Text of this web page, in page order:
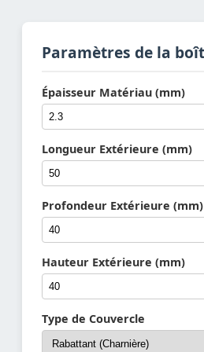
Paramètres de la
Épaisseur Matériau (mm)
Longueur Extérieure (mm)
Profondeur Extérieure (mm)
Hauteur Extérieure (mm)
Type de Couvercle